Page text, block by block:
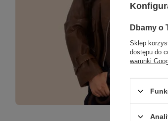
Dbamy o
Sklep
dostępu do
warunki